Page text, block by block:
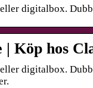
digitalbox.
Köp hos
digitalbox.